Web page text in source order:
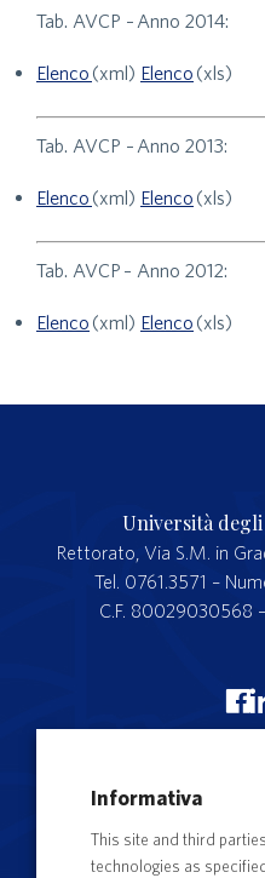
Tab. AVCP – Anno 2014:
Elenco (xml) Elenco (xls)
Tab. AVCP – Anno 2013:
Elenco (xml) Elenco (xls)
Tab. AVCP – Anno 2012:
Elenco (xml) Elenco (xls)
Università
Rettorato, Via S.M. in
Tel. 0761.3571 –
C.F. 80029030568
Informativa
This site and third
technologies as